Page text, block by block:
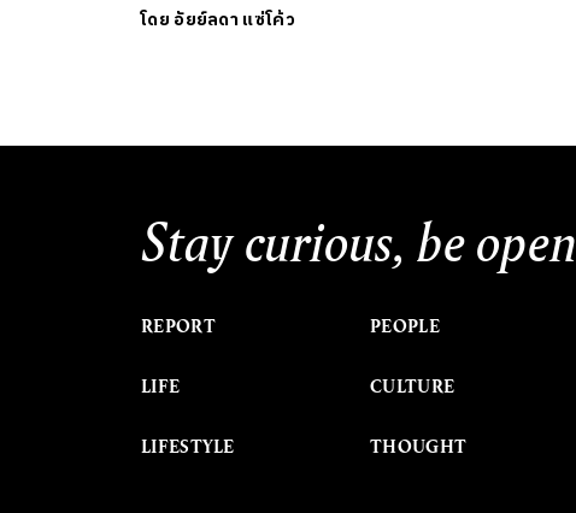
โดย อัยย์ลดา แซ่โค้ว
Stay curious, be open
REPORT
LIFE
LIFESTYLE
PEOPLE
CULTURE
THOUGHT